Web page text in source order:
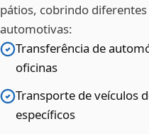
pátios, cobrindo
automotivas:
Transferência de
oficinas
Transporte de veículos
específicos